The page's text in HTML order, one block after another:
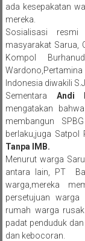
ada kesepakatan
mereka.
Sosialisasi
masyarakat Sarua,
Kompol
Indonesia diwakili
Sementara Andi
mengatakan bahwa
membangun
berlaku,juga
Tanpa IMB.
Menurut warga
antara lain, PT
warga,mereka
persetujuan warga
rumah warga
padat penduduk
dan kebocoran.